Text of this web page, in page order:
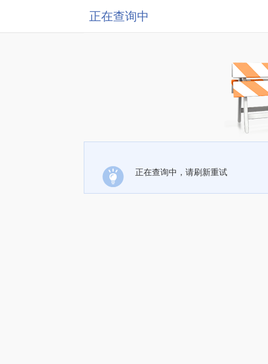
正在查询中
正在查询中，请刷新重试